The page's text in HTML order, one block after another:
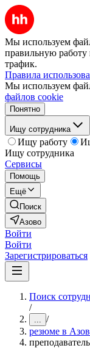
Мы используем
правильную работу
трафик.
Правила
Мы используем
файлов cookie
Понятно
Ищу сотрудника
Ищу работу
Ищу сотрудника
Сервисы
Помощь
Ещё
Поиск
Азово
Войти
Войти
Зарегистрироваться
Поиск
/
... /
резюме в